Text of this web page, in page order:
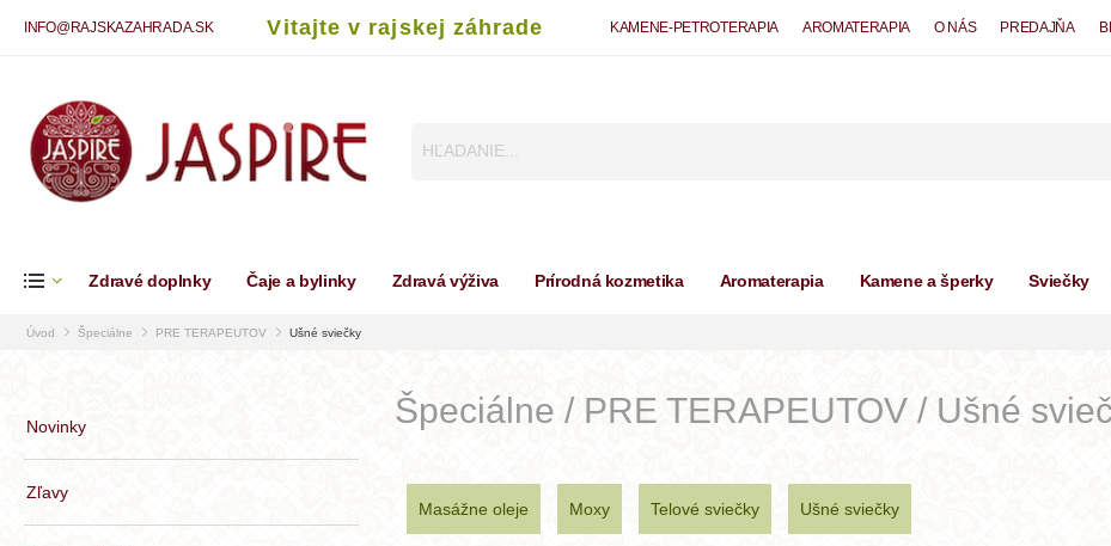
INFO@RAJSKAZAHRADA.SK Vitajte v rajskej záhrade KAMENE-PETROTERAPIA AROMATERAPIA O NÁS PREDAJŇA
Zdravé doplnky Čaje a bylinky Zdravá výživa Prírodná kozmetika Aromaterapia Kamene a šperky Sviečky
Úvod Špeciálne PRE TERAPEUTOV Ušné sviečky
Novinky
Zľavy
Špeciálne / PRE TERAPEUTOV / Ušné
Masážne oleje Moxy Telové sviečky Ušné sviečky